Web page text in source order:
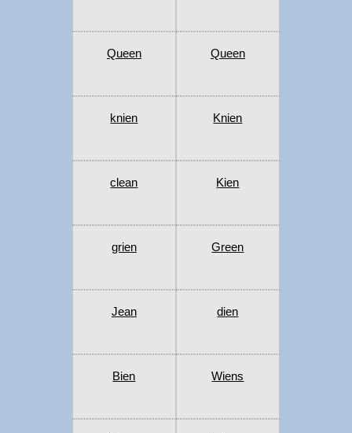
Queen Queen
knien Knien
clean Kien
grien Green
Jean dien
Bien Wiens